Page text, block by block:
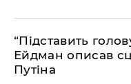
​“Підставить
Ейдман описав
Путіна